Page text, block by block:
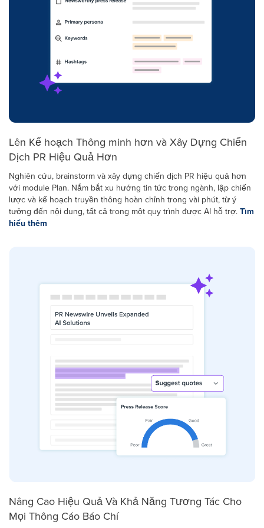
Lên Kế hoạch Thông minh hơn và Xây Dựng Chiến
Dịch PR Hiệu Quả Hơn
Nghiên cứu, brainstorm và xây dựng chiến dịch PR hiệu quả hơn
với module Plan. Nắm bắt xu hướng tin tức trong ngành, lập chiến
lược và kế hoạch truyền thông hoàn chỉnh trong vài phút, từ ý
tưởng đến nội dung, tất cả trong một quy trình được AI hỗ trợ. Tìm
hiểu thêm
Nâng Cao Hiệu Quả Và Khả Năng Tương Tác Cho
Mọi Thông Cáo Báo Chí